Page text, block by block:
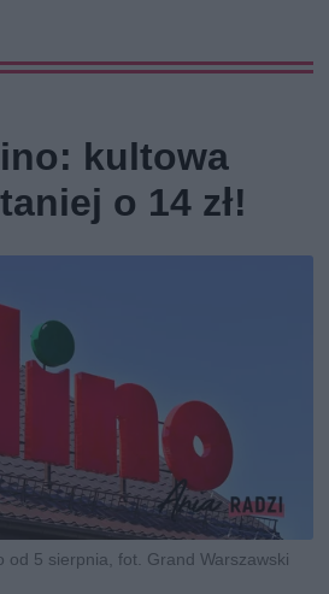
kultowa
o 14 zł!
od 5 sierpnia, fot. Grand Warszawski